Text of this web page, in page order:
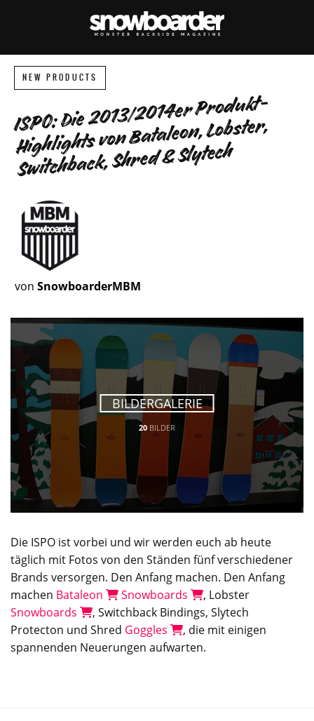
NEW PRODUCTS
ISPO: Die 2013/2014er Produkt-
Highlights von Bataleon, Lobster,
Switchback, Shred & Slytech
von SnowboarderMBM
BILDERGALERIE
20 BILDER
Die ISPO ist vorbei und wir werden euch ab heute
täglich mit Fotos von den Ständen fünf verschiedener
Brands versorgen. Den Anfang machen. Den Anfang
machen Bataleon Snowboards
, Lobster
Snowboards
, Switchback Bindings, Slytech
Protecton und Shred Goggles
, die mit einigen
spannenden Neuerungen aufwarten.